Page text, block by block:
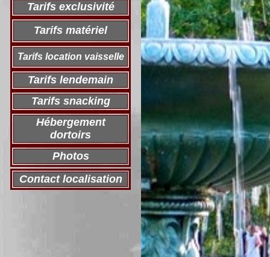
Tarifs exclusivité
Tarifs matériel
Tarifs location vaisselle
Tarifs lendemain
Tarifs snacking
Hébergement
dortoirs
Photos
Contact localisation